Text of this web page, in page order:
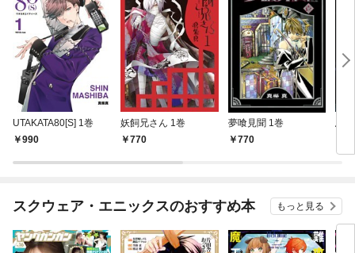
UTAKATA80[S] 1巻
990
妖飼兄さん 1巻
770
夢喰見聞 1巻
770
鳥
スクウェア・エニックスのおすすめ本 もっと見る